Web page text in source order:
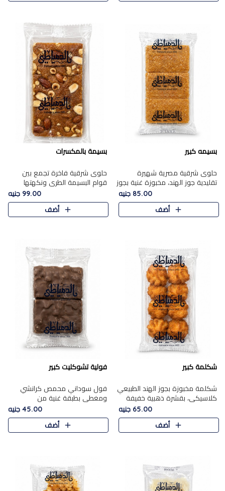
بسيمه كبير
حلوى شرقية مصرية شهيرة
تقليدية جوز الهند، مخبوزة غنية بجوز
الهند، بلمسه ذهبية وتتميز بقوامها
المرمل وطعمها اللذيذ الذي يشبه
البسبوسة. تُخبز..
85.00 جنيه
أضف
بسيمة بالمكسرات
حلوى شرقية فاخرة تجمع بين
قوام البسيمة الطري ونكهتها
الغنية، مزينة بتشكيلة مختارة من
اللوز والبندق والمكسرات الفاخرة.
مزيج متوازن من القوام ..
99.00 جنيه
أضف
شكلمة كبير
شكلمة مخبوزة بجوز الهند الطبيعي
كلاسيكي، بقشرة ذهبية خفيفة
وقلب طري رطب يذوب في الفم،
تمنحك المذاق الشرقي الحلو الأصيل
التقليدي في كل لقمة.
65.00 جنيه
أضف
فولية تشوكليت كبير
فول سوداني محمص كرانشي
ومغطى بطبقة غنية من
الشوكولاتة، يجمع بين طعم
القرمشة الأصيلة الكلاسكيكية
التقليدية للفول السوداني وحلاوة
45.00 جنيه
أضف